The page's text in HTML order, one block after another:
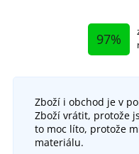
97%
Zboží i obchod je v
Zboží vrátit, protože
to moc líto, protože
materiálu.